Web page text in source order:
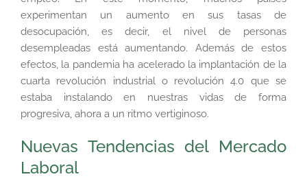
experimentan un aumento en sus tasas de
desocupación, es decir, el nivel de personas
desempleadas está aumentando. Además de estos
efectos, la pandemia ha acelerado la implantación de la
cuarta revolución industrial o revolución 4.0 que se
estaba instalando en nuestras vidas de forma
progresiva, ahora a un ritmo vertiginoso.
Nuevas Tendencias del Mercado
Laboral